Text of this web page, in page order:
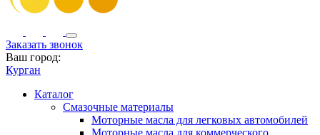
Заказать звонок
Ваш город:
Курган
Каталог
Смазочные материалы
Моторные масла для легковых автомобилей
Моторные масла для коммерческого